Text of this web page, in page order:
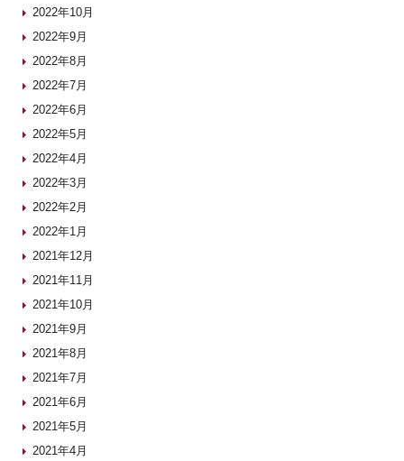
2022年10月
2022年9月
2022年8月
2022年7月
2022年6月
2022年5月
2022年4月
2022年3月
2022年2月
2022年1月
2021年12月
2021年11月
2021年10月
2021年9月
2021年8月
2021年7月
2021年6月
2021年5月
2021年4月